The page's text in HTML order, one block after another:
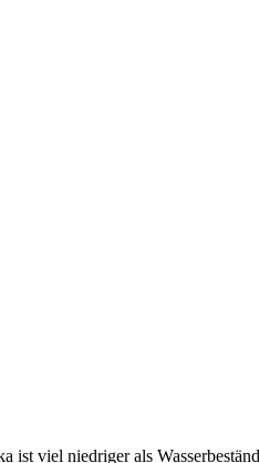
ist viel niedriger als